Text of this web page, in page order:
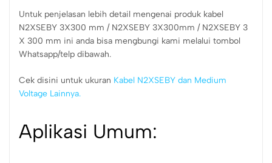
Untuk penjelasan lebih detail mengenai produk kabel
N2XSEBY 3X300 mm / N2XSEBY 3X300mm / N2XSEBY 3
X 300 mm ini anda bisa mengbungi kami melalui tombol
Whatsapp/telp dibawah.
Cek disini untuk ukuran Kabel N2XSEBY dan Medium
Voltage Lainnya.
Aplikasi Umum: